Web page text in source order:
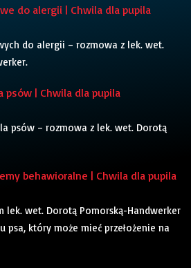
do alergii | Chwila dla pupila
do alergii – rozmowa z lek. wet.
psów | Chwila dla pupila
psów – rozmowa z lek. wet. Dorotą
behawioralne | Chwila dla pupila
lek. wet. Dorotą Pomorską-Handwerker
psa, który może mieć przełożenie na